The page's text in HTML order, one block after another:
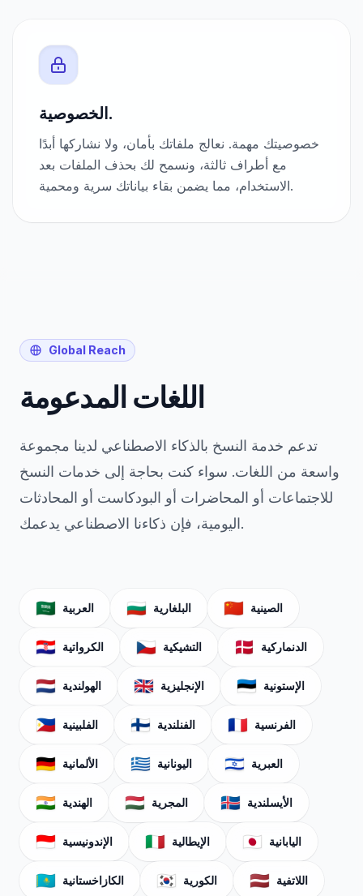
الخصوصية.
خصوصيتك مهمة. نعالج ملفاتك بأمان، ولا نشاركها أبدًا
مع أطراف ثالثة، ونسمح لك بحذف الملفات بعد
الاستخدام، مما يضمن بقاء بياناتك سرية ومحمية.
Global Reach
اللغات المدعومة
تدعم خدمة النسخ بالذكاء الاصطناعي لدينا مجموعة
واسعة من اللغات. سواء كنت بحاجة إلى خدمات النسخ
للاجتماعات أو المحاضرات أو البودكاست أو المحادثات
اليومية، فإن ذكاءنا الاصطناعي يدعمك.
🇸🇦 العربية 🇧🇬 البلغارية 🇨🇳 الصينية
🇭🇷 الكرواتية 🇨🇿 التشيكية 🇩🇰 الدنماركية
🇳🇱 الهولندية 🇬🇧 الإنجليزية 🇪🇪 الإستونية
🇵🇭 الفلبينية 🇫🇮 الفنلندية 🇫🇷 الفرنسية
🇩🇪 الألمانية 🇬🇷 اليونانية 🇮🇱 العبرية
🇮🇳 الهندية 🇭🇺 المجرية 🇮🇸 الأيسلندية
🇮🇩 الإندونيسية 🇮🇹 الإيطالية 🇯🇵 اليابانية
🇰🇿 الكازاخستانية 🇰🇷 الكورية 🇱🇻 اللاتفية